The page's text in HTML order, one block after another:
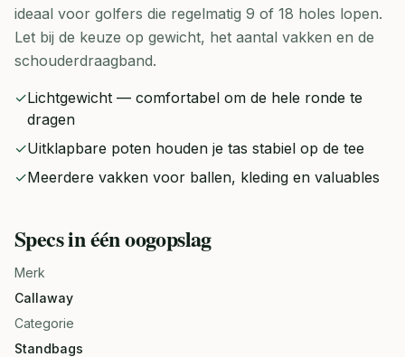
ideaal voor golfers die regelmatig 9 of 18 holes lopen.
Let bij de keuze op gewicht, het aantal vakken en de
schouderdraagband.
✓Lichtgewicht — comfortabel om de hele ronde te
dragen
✓Uitklapbare poten houden je tas stabiel op de tee
✓Meerdere vakken voor ballen, kleding en valuables
Specs in één oogopslag
Merk
Callaway
Categorie
Standbags